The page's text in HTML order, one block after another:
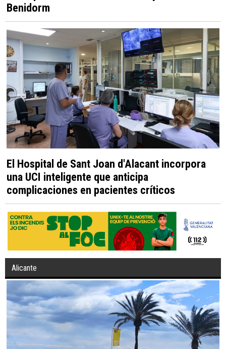
Benidorm
El Hospital de Sant Joan d'Alacant incorpora
una UCI inteligente que anticipa
complicaciones en pacientes críticos
Alicante